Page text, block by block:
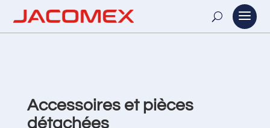
Accessoires et pièces
détachées